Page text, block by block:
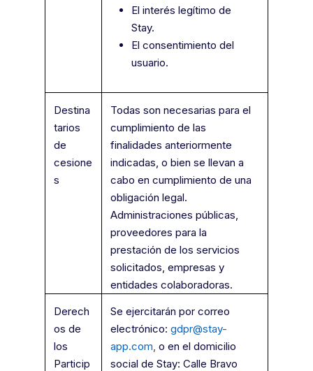
El interés legítimo de
Stay.
El consentimiento del
usuario.
Destina
tarios
de
cesione
s
Todas son necesarias para el
cumplimiento de las
finalidades anteriormente
indicadas, o bien se llevan a
cabo en cumplimiento de una
obligación legal.
Administraciones públicas,
proveedores para la
prestación de los servicios
solicitados, empresas y
entidades colaboradoras.
Derech
os de
los
Particip
Se ejercitarán por correo
electrónico: gdpr@stay-
app.com o en el domicilio
social de Stay: Calle Bravo